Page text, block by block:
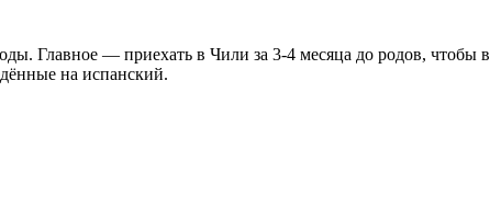
Главное — приехать в Чили за 3-4 месяца до родов, чтобы
на испанский.